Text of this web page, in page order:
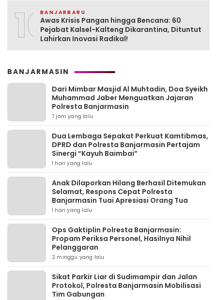
10BANJARBARU
Awas Krisis Pangan hingga Bencana: 60
Pejabat Kalsel-Kalteng Dikarantina, Dituntut
Lahirkan Inovasi Radikal!
BANJARMASIN
Dari Mimbar Masjid Al Muhtadin, Doa Syeikh
Muhammad Jaber Menguatkan Jajaran
Polresta Banjarmasin
7 jam yang lalu
Dua Lembaga Sepakat Perkuat Kamtibmas,
DPRD dan Polresta Banjarmasin Pertajam
Sinergi “Kayuh Baimbai”
1 hari yang lalu
Anak Dilaporkan Hilang Berhasil Ditemukan
Selamat, Respons Cepat Polresta
Banjarmasin Tuai Apresiasi Orang Tua
1 hari yang lalu
Ops Gaktiplin Polresta Banjarmasin:
Propam Periksa Personel, Hasilnya Nihil
Pelanggaran
2 minggu yang lalu
Sikat Parkir Liar di Sudimampir dan Jalan
Protokol, Polresta Banjarmasin Mobilisasi
Tim Gabungan